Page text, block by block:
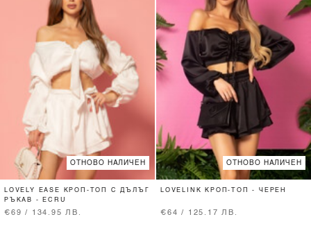
ОТНОВО НАЛИЧЕН
LOVELY EASE КРОП-ТОП С ДЪЛЪГ
РЪКАВ - ECRU
€69 / 134.95 ЛВ.
ОТНОВО НАЛИЧЕН
LOVELINK КРОП-ТОП - ЧЕРЕН
€64 / 125.17 ЛВ.